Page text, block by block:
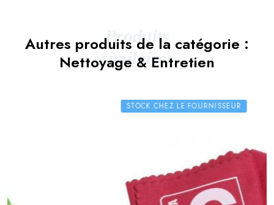
Produits
similaires
Autres produits de la catégorie :
Nettoyage & Entretien
STOCK CHEZ LE FOURNISSEUR